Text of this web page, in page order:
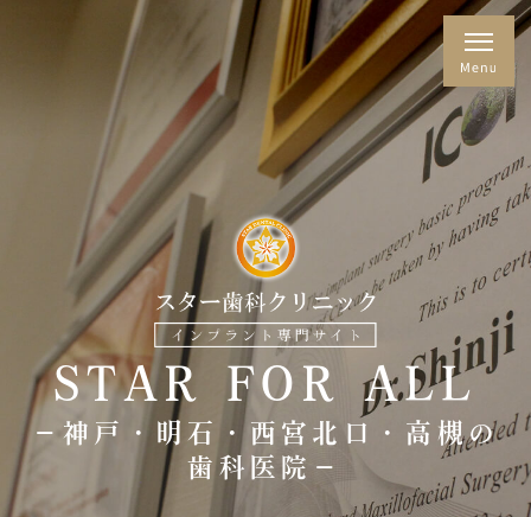
STAR FOR ALL
－神戸・明石・西宮北口・高槻の
歯科医院－